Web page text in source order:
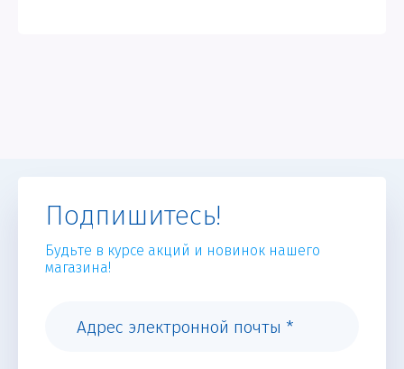
Подпишитесь!
Будьте в курсе акций и новинок нашего
магазина!